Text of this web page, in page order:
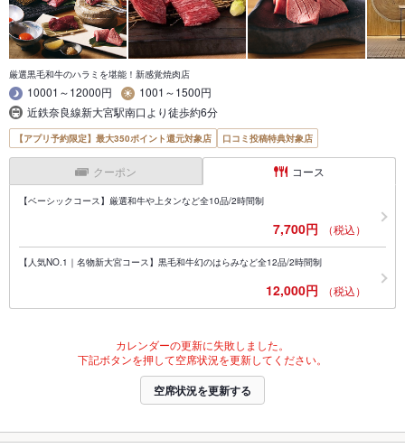
厳選黒毛和牛のハラミを堪能！新感覚焼肉店
10001～12000円
1001～1500円
近鉄奈良線新大宮駅南口より徒歩約6分
【アプリ予約限定】最大350ポイント還元対象店 口コミ投稿特典対象店
クーポン コース
【ベーシックコース】厳選和牛や上タンなど全10品/2時間制
7,700円 （税込）
【人気NO.1｜名物新大宮コース】黒毛和牛幻のはらみなど全12品/2時間制
12,000円 （税込）
カレンダーの更新に失敗しました。
下記ボタンを押して空席状況を更新してください。
空席状況を更新する